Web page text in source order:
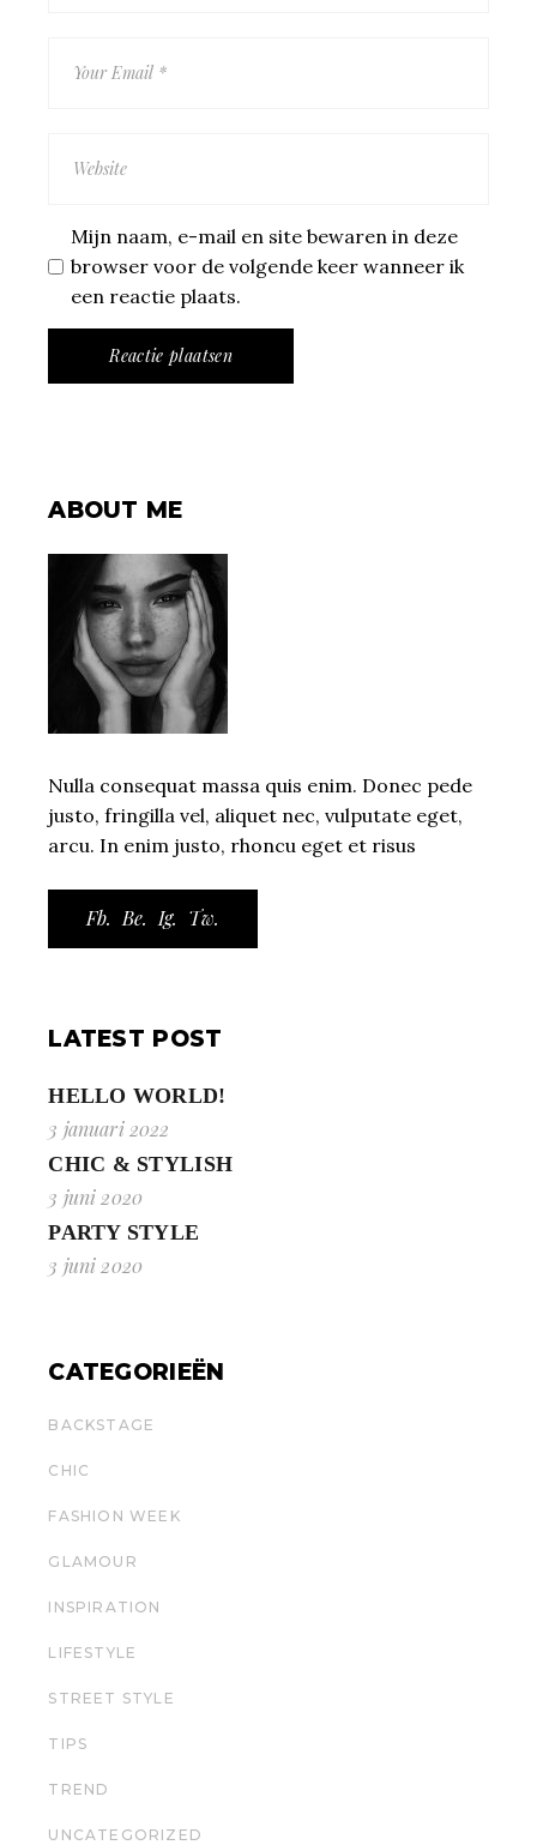
Mijn naam, e-mail en site bewaren in deze
browser voor de volgende keer wanneer ik
een reactie plaats.
Reactie plaatsen
ABOUT ME
Nulla consequat massa quis enim. Donec pede
justo, fringilla vel, aliquet nec, vulputate eget,
arcu. In enim justo, rhoncu eget et risus
Fb. Be. Ig. Tw.
LATEST POST
HELLO WORLD!
3 januari 2022
CHIC & STYLISH
3 juni 2020
PARTY STYLE
3 juni 2020
CATEGORIEËN
BACKSTAGE
CHIC
FASHION WEEK
GLAMOUR
INSPIRATION
LIFESTYLE
STREET STYLE
TIPS
TREND
UNCATEGORIZED